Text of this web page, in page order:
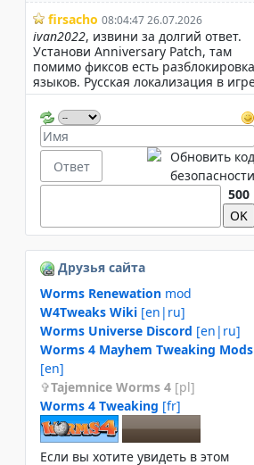
500
Друзья сайта
Worms Renewation mod
W4Tweaks Wiki [en|ru]
Worms Universe Discord [en|ru]
Worms 4 Mayhem Tweaking Mods
[en]
Tajemnice Worms 4 [pl]
Worms 4 Tweaking [fr]
Если вы хотите увидеть в этом